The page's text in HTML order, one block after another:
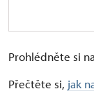
Prohlédněte si
Přečtěte si, jak